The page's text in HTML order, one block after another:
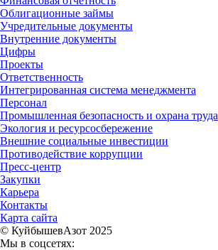
Облигационные займы
Учредительные документы
Внутренние документы
Цифры
Проекты
Ответственность
Интегрированная система менеджмента
Персонал
Промышленная безопасность и охрана труда
Экология и ресурсосбережение
Внешние социальные инвестиции
Противодействие коррупции
Пресс-центр
Закупки
Карьера
Контакты
Карта сайта
© КуйбышевАзот 2025
Мы в соцсетях: